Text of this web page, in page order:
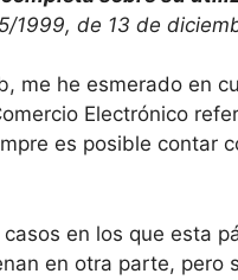
1999, de 13 de
me he esmerado en
Electrónico
es posible contar
en los que esta
en otra parte, pero